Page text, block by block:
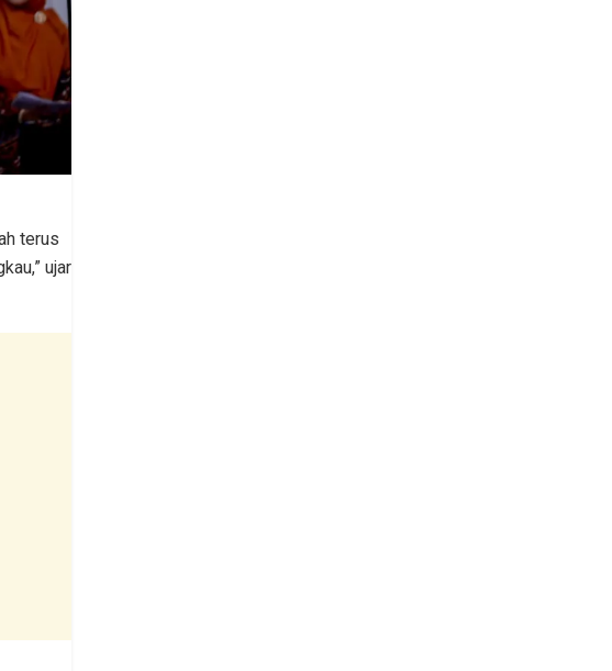
terus
ujar